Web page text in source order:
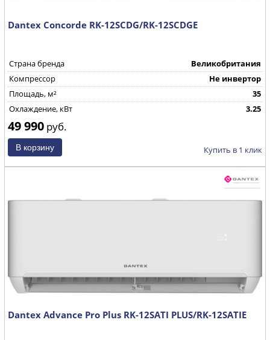
Dantex Concorde RK-12SCDG/RK-12SCDGE
Страна бренда
Великобритания
Компрессор
Не инвертор
Площадь, м²
35
Охлаждение, кВт
3.25
49 990 руб.
Купить в 1 клик
Dantex Advance Pro Plus RK-12SATI PLUS/RK-12SATIE